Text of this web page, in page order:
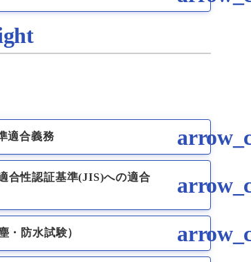
適合義務
合性認証基準(JIS)への適合
・防水試験）